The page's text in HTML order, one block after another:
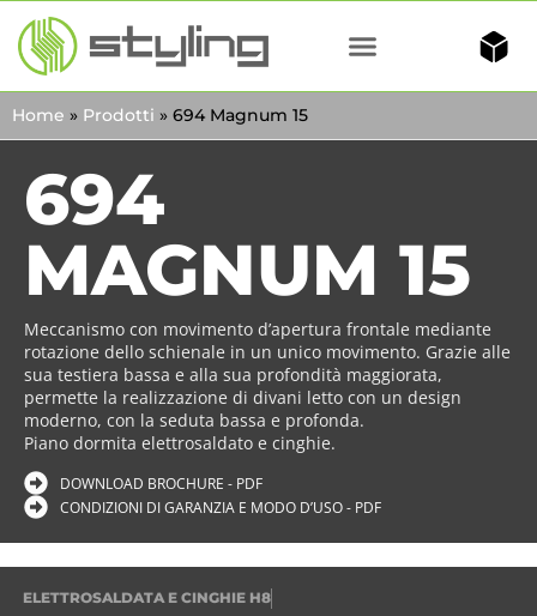
Home » Prodotti » 694 Magnum 15
694
MAGNUM 15
Meccanismo con movimento d’apertura frontale mediante
rotazione dello schienale in un unico movimento. Grazie alle
sua testiera bassa e alla sua profondità maggiorata,
permette la realizzazione di divani letto con un design
moderno, con la seduta bassa e profonda.
Piano dormita elettrosaldato e cinghie.
DOWNLOAD BROCHURE - PDF
CONDIZIONI DI GARANZIA E MODO D’USO - PDF
ELETTROSALDATA E CINGHIE H8